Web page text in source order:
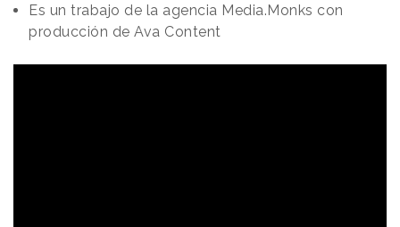
Es un trabajo de la agencia Media.Monks con
producción de Ava Content